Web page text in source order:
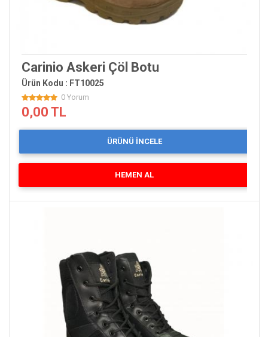
Carinio Askeri Çöl Botu
Ürün Kodu : FT10025
0 Yorum
0,00 TL
ÜRÜNÜ İNCELE
HEMEN AL